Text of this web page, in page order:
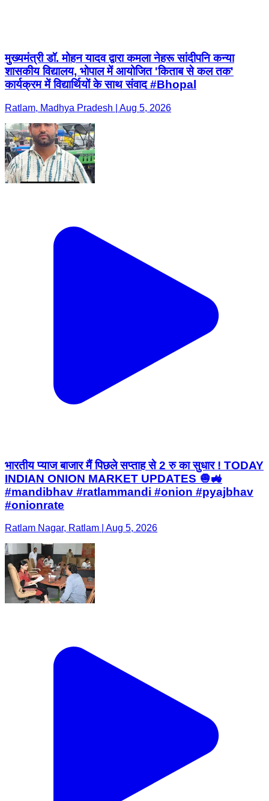
मुख्यमंत्री डॉ. मोहन यादव द्वारा कमला नेहरू सांदीपनि कन्या
शासकीय विद्यालय, भोपाल में आयोजित 'किताब से कल तक'
कार्यक्रम में विद्यार्थियों के साथ संवाद #Bhopal
Ratlam, Madhya Pradesh | Aug 5, 2026
भारतीय प्याज बाजार मैं पिछले सप्ताह से 2 रु का सुधार ! TODAY
INDIAN ONION MARKET UPDATES 🧅🚜
#mandibhav #ratlammandi #onion #pyajbhav
#onionrate
Ratlam Nagar, Ratlam | Aug 5, 2026